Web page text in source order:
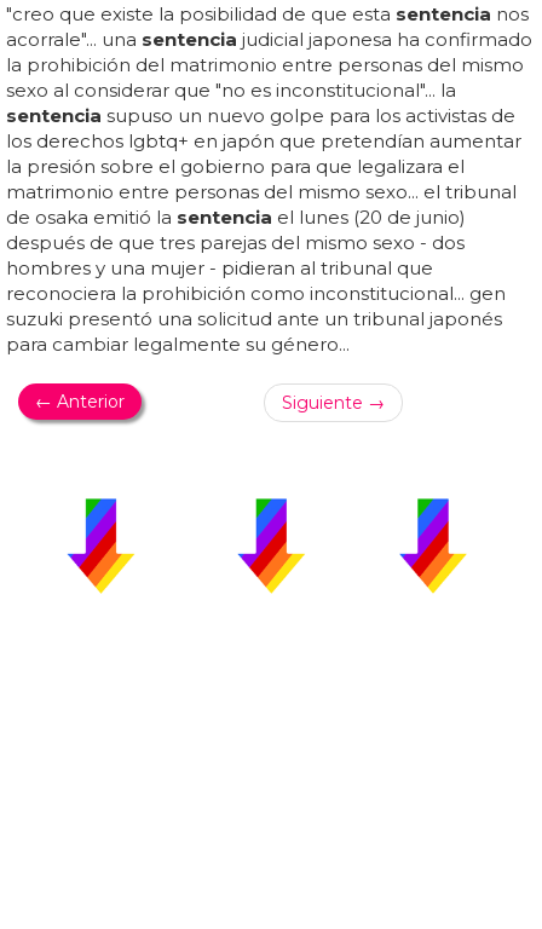
"creo que existe la posibilidad de que esta sentencia nos
acorrale"... una sentencia judicial japonesa ha confirmado
la prohibición del matrimonio entre personas del mismo
sexo al considerar que "no es inconstitucional"... la
sentencia supuso un nuevo golpe para los activistas de
los derechos lgbtq+ en japón que pretendían aumentar
la presión sobre el gobierno para que legalizara el
matrimonio entre personas del mismo sexo... el tribunal
de osaka emitió la sentencia el lunes (20 de junio)
después de que tres parejas del mismo sexo - dos
hombres y una mujer - pidieran al tribunal que
reconociera la prohibición como inconstitucional... gen
suzuki presentó una solicitud ante un tribunal japonés
para cambiar legalmente su género...
← Anterior Siguiente →